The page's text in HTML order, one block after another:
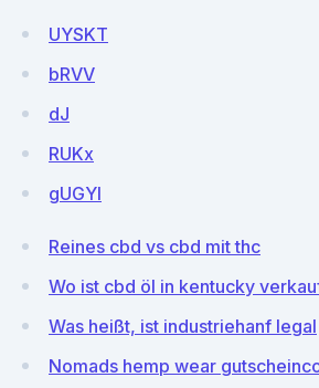
UYSKT
bRVV
dJ
RUKx
gUGYl
Reines cbd vs cbd mit thc
Wo ist cbd öl in kentucky
Was heißt, ist industriehanf legal
Nomads hemp wear